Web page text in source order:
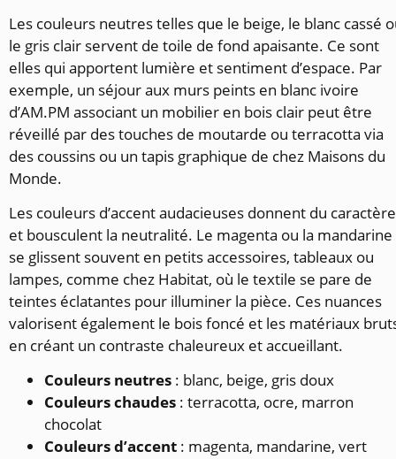
Les couleurs neutres telles que le beige, le blanc cassé
le gris clair servent de toile de fond apaisante. Ce sont
elles qui apportent lumière et sentiment d’espace. Par
exemple, un séjour aux murs peints en blanc ivoire
d’AM.PM associant un mobilier en bois clair peut être
réveillé par des touches de moutarde ou terracotta via
des coussins ou un tapis graphique de chez Maisons du
Monde.
Les couleurs d’accent audacieuses donnent du caractère
et bousculent la neutralité. Le magenta ou la mandarine
se glissent souvent en petits accessoires, tableaux ou
lampes, comme chez Habitat, où le textile se pare de
teintes éclatantes pour illuminer la pièce. Ces nuances
valorisent également le bois foncé et les matériaux
en créant un contraste chaleureux et accueillant.
Couleurs neutres : blanc, beige, gris doux
Couleurs chaudes : terracotta, ocre, marron
chocolat
Couleurs d’accent : magenta, mandarine, vert